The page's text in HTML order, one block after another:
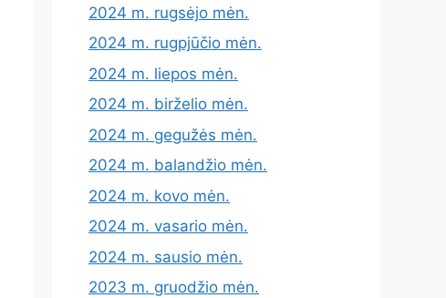
2024 m. rugsėjo mėn.
2024 m. rugpjūčio mėn.
2024 m. liepos mėn.
2024 m. birželio mėn.
2024 m. gegužės mėn.
2024 m. balandžio mėn.
2024 m. kovo mėn.
2024 m. vasario mėn.
2024 m. sausio mėn.
2023 m. gruodžio mėn.